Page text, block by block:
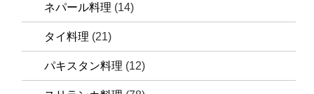
ネパール料理 (14)
タイ料理 (21)
パキスタン料理 (12)